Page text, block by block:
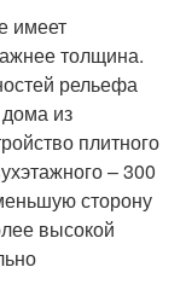
имеет
толщина.
рельефа
из
плитного
– 300
сторону
высокой